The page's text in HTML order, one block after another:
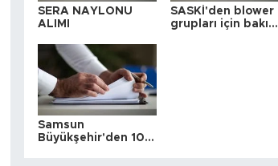
SERA NAYLONU
ALIMI
SASKİ'den blower
grupları için bakım
Samsun
Büyükşehir'den 10